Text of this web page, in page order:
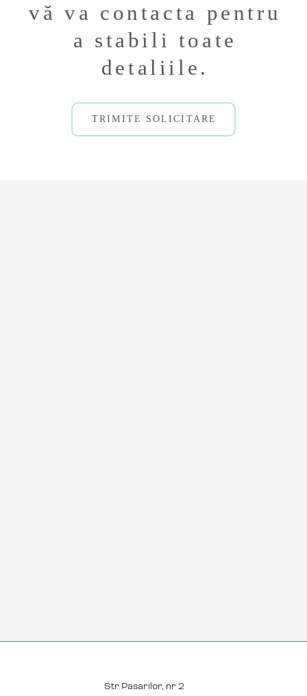
vă va contacta pentru
a stabili toate
detaliile.
TRIMITE SOLICITARE
Str Pasarilor, nr 2